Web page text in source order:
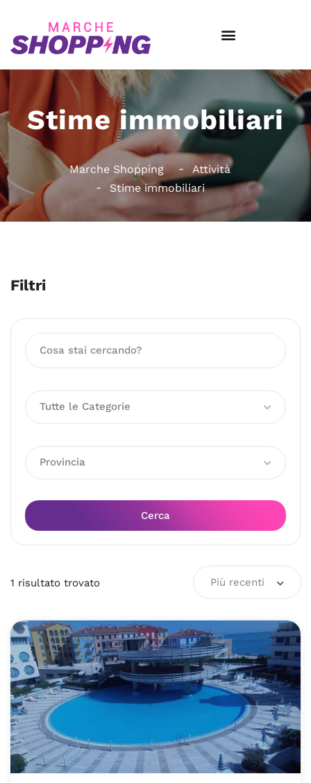
Stime immobiliari
Marche Shopping
Attività
Stime immobiliari
Filtri
Tutte le Categorie
Provincia
Cerca
1 risultato trovato Più recenti